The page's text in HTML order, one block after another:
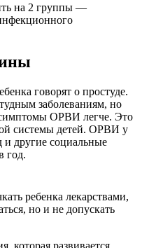
на 2 группы —
говорят о простуде.
заболеваниям, но
ОРВИ легче. Это
системы детей. ОРВИ у
и другие социальные
год.
ребенка лекарствами,
но и не допускать